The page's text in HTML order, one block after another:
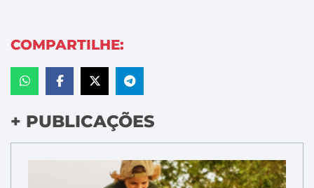
COMPARTILHE:
+ PUBLICAÇÕES